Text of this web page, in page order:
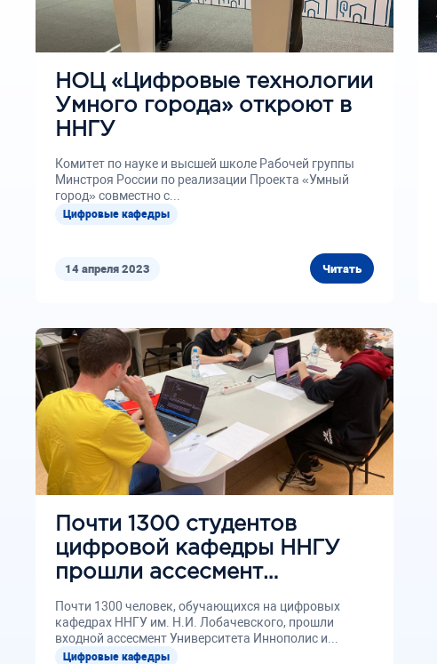
14 апреля 2023 Читать
НОЦ «Цифровые технологии
Умного города» откроют в
ННГУ
Комитет по науке и высшей школе Рабочей группы
Минстроя России по реализации Проекта «Умный
город» совместно с...
Цифровые кафедры
Почти 1300 студентов
цифровой кафедры ННГУ
прошли ассесмент
Университета Иннополис
Почти 1300 человек, обучающихся на цифровых
кафедрах ННГУ им. Н.И. Лобачевского, прошли
входной ассесмент Университета Иннополис и...
Цифровые кафедры